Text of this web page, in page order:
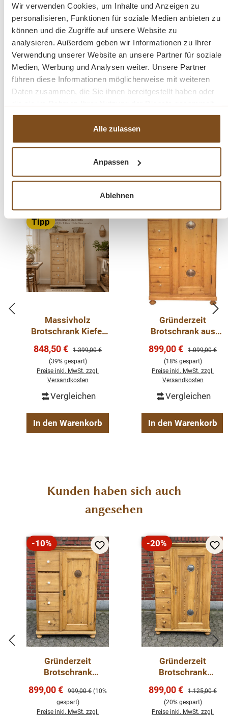
Wir verwenden Cookies, um Inhalte und Anzeigen zu
personalisieren, Funktionen für soziale Medien anbieten zu
können und die Zugriffe auf unsere Website zu
analysieren. Außerdem geben wir Informationen zu Ihrer
Verwendung unserer Website an unsere Partner für soziale
Medien, Werbung und Analysen weiter. Unsere Partner
führen diese Informationen möglicherweise mit weiteren
Daten zusammen, die Sie ihnen bereitgestellt haben oder
haben.
Alle zulassen
Anpassen
Ablehnen
Weichholz Brotschrank
Massivholz
Fragen zum Produkt?
Produktinformationen "Gründerzeit
Ein Massivholz Brotschrank. Der Schrank wurde mit
beinhaltet stabile Regalböden. Es ist in nach alten
Vorlagen in unserer Fachwerkstatt gefertigt worden und
befindet sich im wohnfertigem Zustand. Die Kommode
im angesagten Landhaus-Stil ist ein hochwertiges,
zeitloses Möbelstück, welches überall in Ihrem Haus
einen prägenden Eindruck hinterlässt und eine gute Figur
macht.
Die Abmessungen: Höhe: 140 cm, Breite: 85 cm, Tiefe:
40 cm.
Weichholz Brotschrank
Massivholz
Produktgalerie überspringen
Ähnliche Produkte
Rabatt
Tipp
Massivholz
Brotschrank Kiefer
Schubladen &
Porzellanknöpfe
Verkaufspreis:
848,50 € Regulärer Preis:
1.399,00 €
(39% gespart)
Preise inkl. MwSt. zzgl.
Versandkosten
Vergleichen
In den Warenkorb
Rabatt
Gründerzeit
Brotschrank aus
Weichholz
Verkaufspreis:
899,00 € Regulärer
1.099,00 €
(18% gespart)
Preise inkl. MwSt. zzgl.
Versandkosten
Vergleichen
In den Warenkorb
Produktgalerie überspringen
Kunden haben sich auch
angesehen
Rabatt
-10%
Gründerzeit
Brotschrank
Landhausmöbel
Schrank
Verkaufspreis:
899,00 € Regulärer Preis:
999,00 € (10%
gespart)
Preise inkl. MwSt. zzgl.
Rabatt
-20%
Gründerzeit
Brotschrank
Schränke
Weichholzmöbel
Verkaufspreis:
899,00 € Regulärer
1.125,00 €
(20% gespart)
Preise inkl. MwSt. zzgl.